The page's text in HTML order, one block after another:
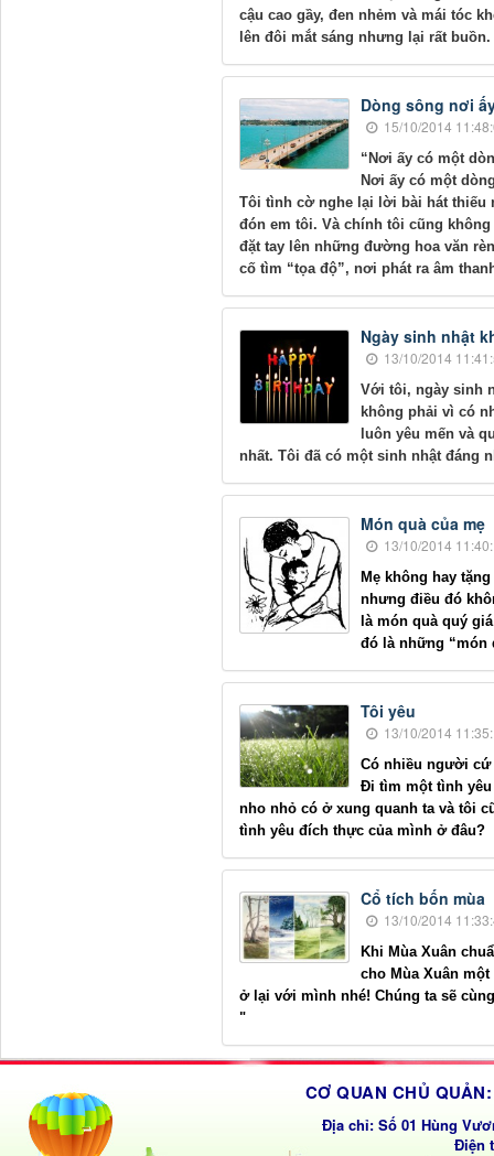
cậu cao gầy, đen nhẻm và mái tóc
lên đôi mắt sáng nhưng lại rất buồn.
Dòng sông nơi
15/10/2014
“Nơi ấy có một
Nơi ấy có một
Tôi tình cờ nghe lại lời bài hát thiếu
đón em tôi. Và chính tôi cũng
đặt tay lên những đường hoa văn
cố tìm “tọa độ”, nơi phát ra âm
Ngày sinh nhật
13/10/2014
Với tôi, ngày sinh
không phải vì có
luôn yêu mến và
nhất. Tôi đã có một sinh nhật đáng
Món quà của mẹ
13/10/2014
Mẹ không hay
nhưng điều đó
là món quà quý
đó là những “món
Tôi yêu
13/10/2014
Có nhiều người
Đi tìm một tình
nho nhỏ có ở xung quanh ta và tôi
tình yêu đích thực của mình ở đâu?
Cổ tích bốn mùa
13/10/2014
Khi Mùa Xuân
cho Mùa Xuân
ở lại với mình nhé! Chúng ta sẽ
"
CƠ QUAN CHỦ
Địa chỉ: Số 01 Hùng
Điện